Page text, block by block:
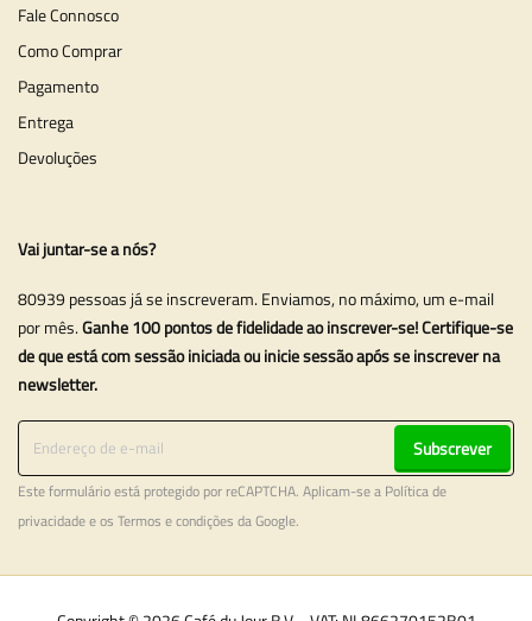
Fale Connosco
Como Comprar
Pagamento
Entrega
Devoluções
Vai juntar-se a nós?
80939 pessoas já se inscreveram. Enviamos, no máximo, um e-mail
por mês.Ganhe 100 pontos de fidelidade ao inscrever-se! Certifique-se
de que está com sessão iniciada ou inicie sessão após se inscrever na
newsletter.
Subscrever
Este formulário está protegido por reCAPTCHA. Aplicam-se a Política de
privacidadee os Termos e condições da Google.